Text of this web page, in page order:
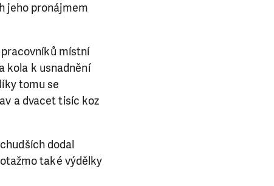
jeho pronájmem
místní
kola k usnadnění
tomu se
a dvacet tisíc koz
dodal
také výdělky